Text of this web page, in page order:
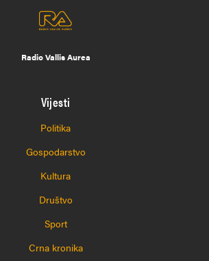
Radio Vallis Aurea
Vijesti
Politika
Gospodarstvo
Kultura
Društvo
Sport
Crna kronika